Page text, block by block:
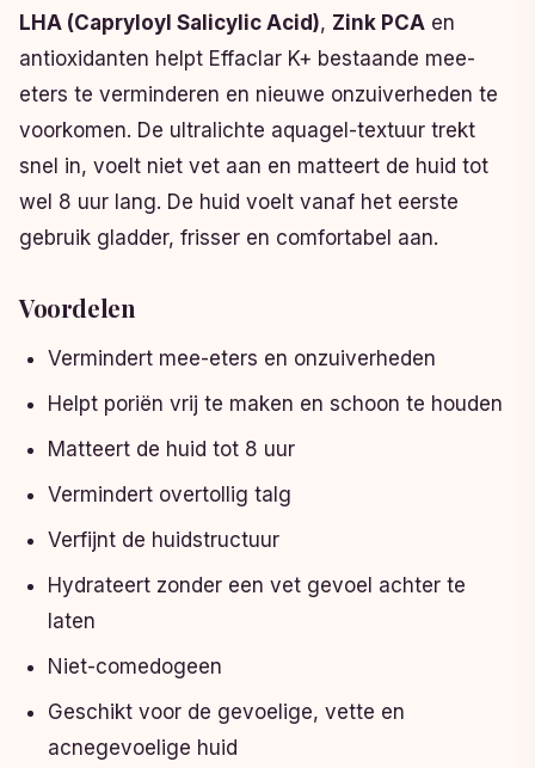
LHA (Capryloyl Salicylic Acid), Zink PCA en
antioxidanten helpt Effaclar K+ bestaande mee-
eters te verminderen en nieuwe onzuiverheden te
voorkomen. De ultralichte aquagel-textuur trekt
snel in, voelt niet vet aan en matteert de huid tot
wel 8 uur lang. De huid voelt vanaf het eerste
gebruik gladder, frisser en comfortabel aan.
Voordelen
Vermindert mee-eters en onzuiverheden
Helpt poriën vrij te maken en schoon te houden
Matteert de huid tot 8 uur
Vermindert overtollig talg
Verfijnt de huidstructuur
Hydrateert zonder een vet gevoel achter te
laten
Niet-comedogeen
Geschikt voor de gevoelige, vette en
acnegevoelige huid